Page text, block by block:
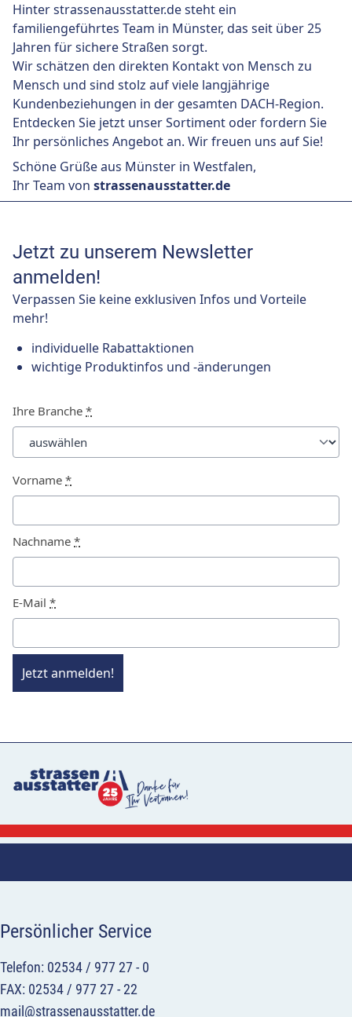
Hinter strassenausstatter.de steht ein
familiengeführtes Team in Münster, das seit über 25
Jahren für sichere Straßen sorgt.
Wir schätzen den direkten Kontakt von Mensch zu
Mensch und sind stolz auf viele langjährige
Kundenbeziehungen in der gesamten DACH-Region.
Entdecken Sie jetzt unser Sortiment oder fordern Sie
Ihr persönliches Angebot an. Wir freuen uns auf Sie!
Schöne Grüße aus Münster in Westfalen,
Ihr Team von strassenausstatter.de
Jetzt zu unserem Newsletter
anmelden!
Verpassen Sie keine exklusiven Infos und Vorteile
mehr!
individuelle Rabattaktionen
wichtige Produktinfos und -änderungen
Ihre Branche *
Vorname *
Nachname *
E-Mail *
Jetzt anmelden!
Persönlicher Service
Telefon: 02534 / 977 27 - 0
FAX: 02534 / 977 27 - 22
mail@strassenausstatter.de